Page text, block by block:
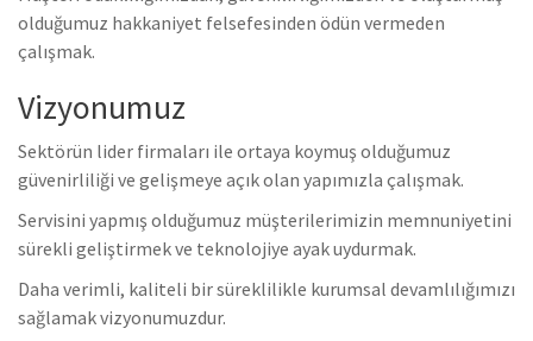
olduğumuz hakkaniyet felsefesinden ödün vermeden
çalışmak.
Vizyonumuz
Sektörün lider firmaları ile ortaya koymuş olduğumuz
güvenirliliği ve gelişmeye açık olan yapımızla çalışmak.
Servisini yapmış olduğumuz müşterilerimizin memnuniyetini
sürekli geliştirmek ve teknolojiye ayak uydurmak.
Daha verimli, kaliteli bir süreklilikle kurumsal devamlılığımızı
sağlamak vizyonumuzdur.